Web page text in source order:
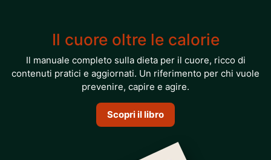
Il cuore oltre le calorie
Il manuale completo sulla dieta per il cuore, ricco di
contenuti pratici e aggiornati. Un riferimento per chi vuole
prevenire, capire e agire.
Scopri il libro